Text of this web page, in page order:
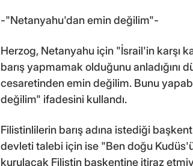
-"Netanyahu'dan emin değilim"-
Herzog, Netanyahu için "İsrail'in karşı
barış yapmamak olduğunu anladığını
cesaretinden emin değilim. Bunu
değilim" ifadesini kullandı.
Filistinlilerin barış adına istediği
devleti talebi için ise "Ben doğu
kurulacak Filistin başkentine itiraz